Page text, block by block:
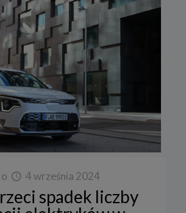
o 4 września 2024
spadek liczby